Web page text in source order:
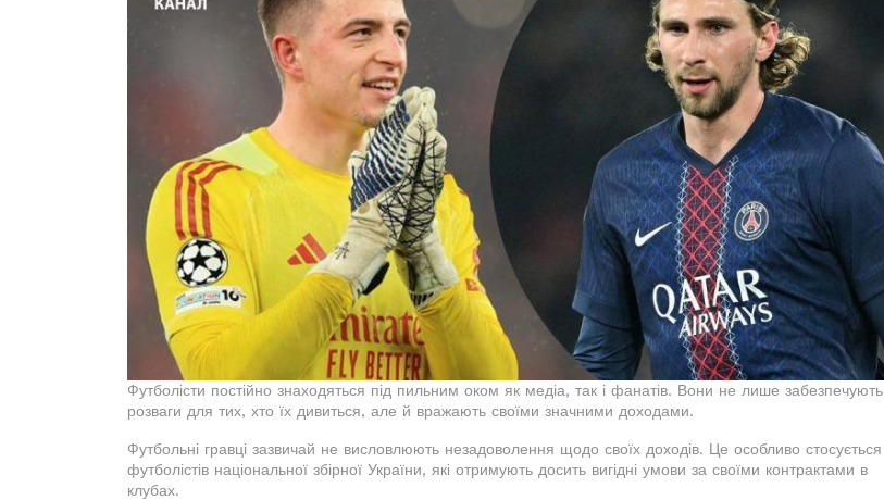
Футболісти постійно знаходяться під пильним оком як медіа, так і фанатів. Вони не лише забезпечують
розваги для тих, хто їх дивиться, але й вражають своїми значними доходами.
Футбольні гравці зазвичай не висловлюють незадоволення щодо своїх доходів. Це особливо стосується
футболістів національної збірної України, які отримують досить вигідні умови за своїми контрактами в
клубах.